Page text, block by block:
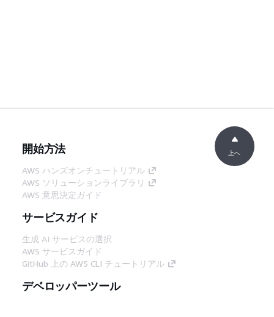
開始方法
AWS ハンズオンチュートリアル
AWS ソリューションライブラリ
AWS 意思決定ガイド
サービスガイド
生成 AI サービスの選択
AWS サービスガイド
GitHub 上の AWS CLI チュートリアル
デベロッパーツール
上へ